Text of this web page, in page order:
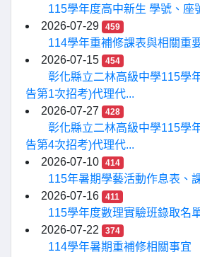
115學年度高中新生 學號、座
2026-07-29
459
114學年重補修課表與相關重
2026-07-15
454
彰化縣立二林高級中學115學
告第1次招考)代理代...
2026-07-27
428
彰化縣立二林高級中學115學
告第4次招考)代理代...
2026-07-10
414
115年暑期學藝活動作息表、
2026-07-16
411
115學年度數理實驗班錄取名
2026-07-22
374
114學年暑期重補修相關事宜